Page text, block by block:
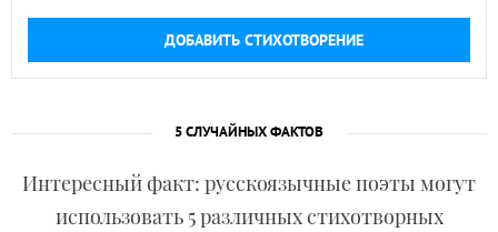
ДОБАВИТЬ СТИХОТВОРЕНИЕ
5 СЛУЧАЙНЫХ ФАКТОВ
Интересный факт: русскоязычные поэты могут
использовать 5 различных стихотворных